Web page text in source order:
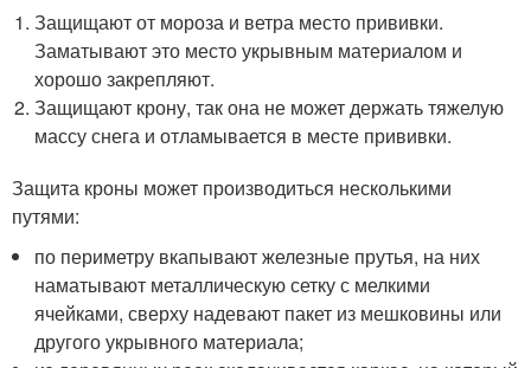
Защищают от мороза и ветра место прививки.
Заматывают это место укрывным материалом и
хорошо закрепляют.
Защищают крону, так она не может держать тяжелую
массу снега и отламывается в месте прививки.
Защита кроны может производиться несколькими
путями:
по периметру вкапывают железные прутья, на них
наматывают металлическую сетку с мелкими
ячейками, сверху надевают пакет из мешковины или
другого укрывного материала;